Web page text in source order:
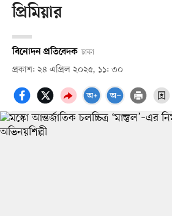
প্রিমিয়ার
বিনোদন প্রতিবেদক ঢাকা
প্রকাশ: ২৪ এপ্রিল ২০২৫, ১১: ৩০